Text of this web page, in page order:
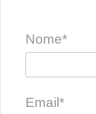
Nome*
Email*